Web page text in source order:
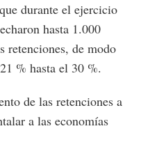
durante el ejercicio
hasta 1.000
retenciones, de modo
% hasta el 30 %.
de las retenciones a
a las economías